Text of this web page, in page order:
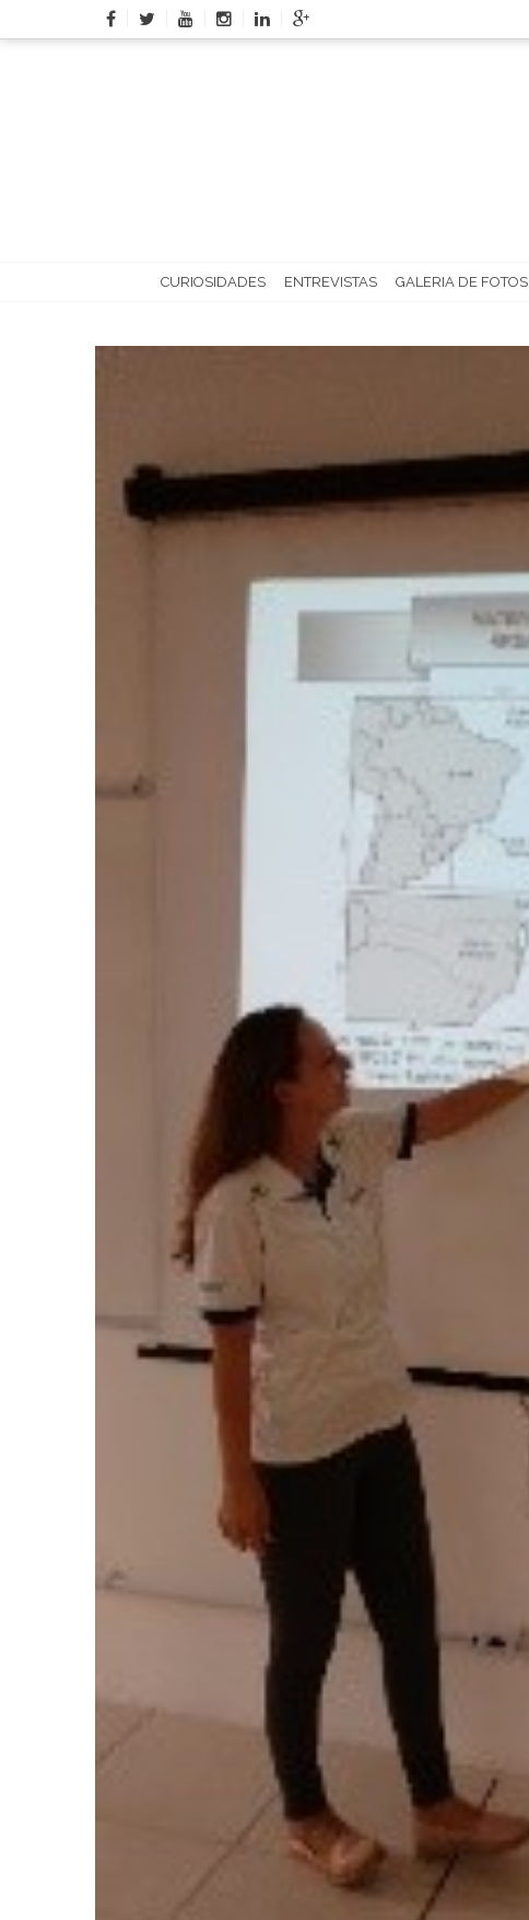
to
CURIOSIDADES ENTREVISTAS GALERIA DE FOTOS